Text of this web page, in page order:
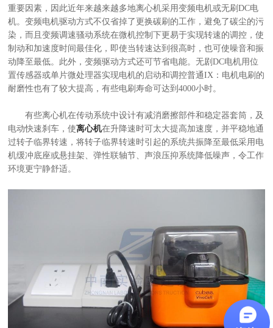
重要因素，因此近年来越来越多地离心机采用变频电机或无刷DC电
机。变频电机驱动方式不仅省掉了更换碳刷的工作，避免了碳尘的污
染，而且变频调速骚动系统在微机控制下更易于实现转速的调控，使
制动和加速度时间最佳化，即使当转速达到很高时，也可使噪音和振
动降至最低。此外，变频驱动方式还可节省电能。无剧DC电机用位
置传感器或单片微处理器实现电机的启动和调控普通IX：电机电刷的
耐磨性也有了较大提高，有些电刷寿命可达到4000小时。
有些离心机在传动系统中设计有减消磨擦部件和稳定器套筒，及
电动快速刹车，使离心机在升降速时可太大提高加速度，并平稳地通
过转子临界转速，将转子临界转速时引起的系统共振降至最低采用电
机缓冲底座或悬挂架、弹性联轴节、声浪压抑系统降低噪声，令工作
环境更宁静舒适。